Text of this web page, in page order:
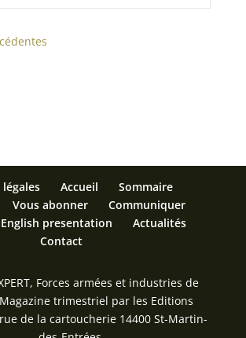
Accueil
Sommaire
Vous abonner
Communiquer
English presentation
Actualités
Contact
Forces armées et industries de
trimestriel par les Editions
de la cartoucherie 14400 St-Martin-